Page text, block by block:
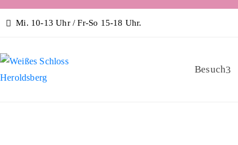
Mi. 10-13 Uhr / Fr-So 15-18 Uhr.
Besuch